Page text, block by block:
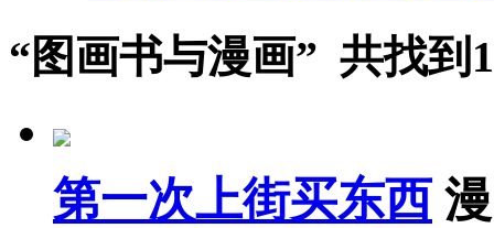
“图画书与漫画” 共找到
第一次上街买东西